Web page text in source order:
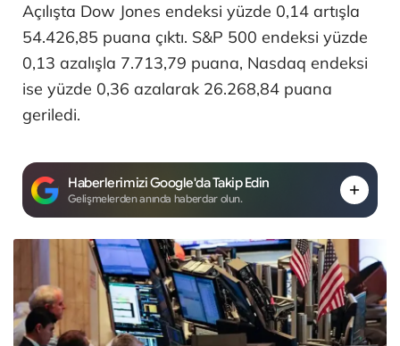
Açılışta Dow Jones endeksi yüzde 0,14 artışla
54.426,85 puana çıktı. S&P 500 endeksi yüzde
0,13 azalışla 7.713,79 puana, Nasdaq endeksi
ise yüzde 0,36 azalarak 26.268,84 puana
geriledi.
Haberlerimizi Google'da Takip Edin
Gelişmelerden anında haberdar olun.